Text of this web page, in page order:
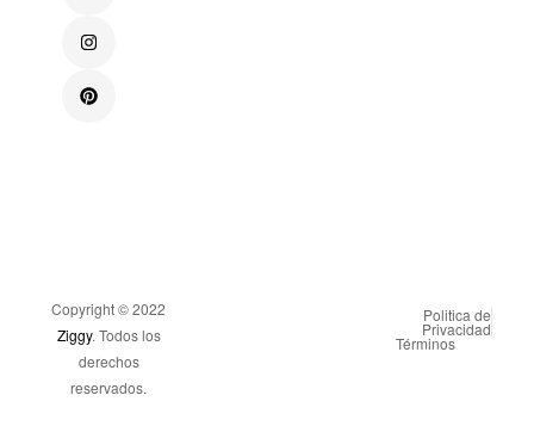
Copyright © 2022
Ziggy. Todos los
derechos
reservados.
Politica de
Privacidad
Términos